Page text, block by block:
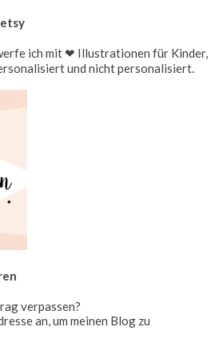
ich mit ❤ Illustrationen für Kinder,
und nicht personalisiert.
verpassen?
an, um meinen Blog zu